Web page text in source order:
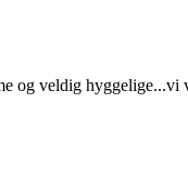
og veldig hyggelige...vi